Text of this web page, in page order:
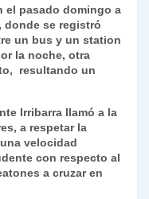
el pasado domingo a
donde se registró
un bus y un station
la noche, otra
resultando un
Irribarra llamó a la
a respetar la
velocidad
con respecto al
a cruzar en